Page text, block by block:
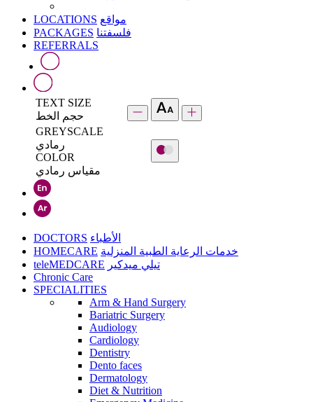
LOCATIONS مواقع
PACKAGES فلسفتنا
REFERRALS
TEXT SIZE
حجم الخط
GREYSCALE
رمادي
COLOR
مقياس رمادي
DOCTORS الأطباء
HOMECARE خدمات الرعاية الطبية المنزلية
teleMEDCARE تيلي ميدكير
Chronic Care
SPECIALITIES
Arm & Hand Surgery
Bariatric Surgery
Audiology
Cardiology
Dentistry
Dento faces
Dermatology
Diet & Nutrition